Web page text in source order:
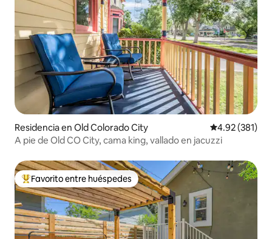
Residencia en Old Colorado City Calificación
4.92 (381)
A pie de Old CO City, cama king, vallado en jacuzzi
De los mejores en Favorito entre huéspedes
Favorito entre huéspedes